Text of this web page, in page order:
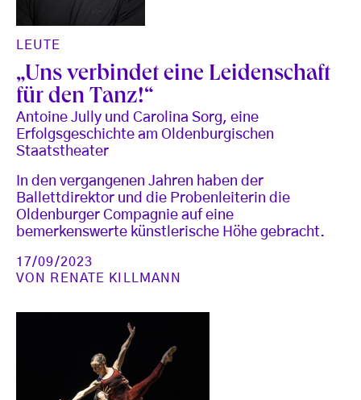
LEUTE
„Uns verbindet eine Leidenschaft
für den Tanz!“
Antoine Jully und Carolina Sorg, eine
Erfolgsgeschichte am Oldenburgischen
Staatstheater
In den vergangenen Jahren haben der
Ballettdirektor und die Probenleiterin die
Oldenburger Compagnie auf eine
bemerkenswerte künstlerische Höhe gebracht.
17/09/2023
VON
RENATE KILLMANN